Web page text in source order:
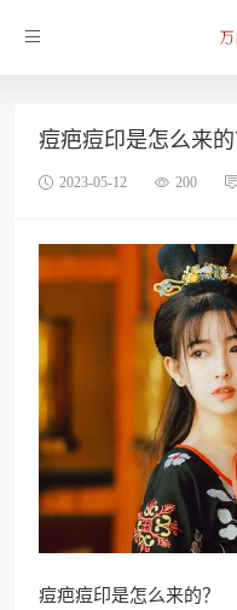
痘疤痘印是怎么来的
2023-05-12 200
痘疤痘印是怎么来的？